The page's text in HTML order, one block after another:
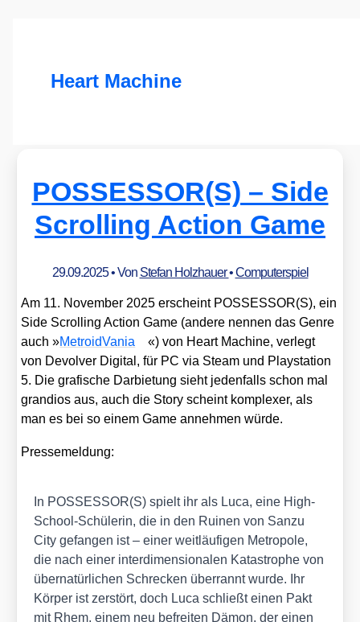
Heart Machine
POSSESSOR(S) – Side
Scrolling Action Game
29.09.2025• Von Stefan Holzhauer•Computerspiel
Am 11. Novem­ber 2025 erscheint POSSESSOR(S), ein
Side Scrol­ling Action Game (ande­re nen­nen das Gen­re
auch »Metro­id­Va­nia
«) von Heart Machi­ne, ver­legt
von Devol­ver Digi­tal, für PC via Steam und Play­sta­ti­on
5. Die gra­fi­sche Dar­bie­tung sieht jeden­falls schon mal
gran­di­os aus, auch die Sto­ry scheint kom­ple­xer, als
man es bei so einem Game anneh­men wür­de.
Pres­se­mel­dung:
In POSSESSOR(S) spielt ihr als Luca, eine High-
School-Schü­le­rin, die in den Rui­nen von San­zu
City gefan­gen ist – einer weit­läu­fi­gen Metro­po­le,
die nach einer inter­di­men­sio­na­len Kata­stro­phe von
über­na­tür­li­chen Schre­cken über­rannt wur­de. Ihr
Kör­per ist zer­stört, doch Luca schließt einen Pakt
mit Rhem, einem neu befrei­ten Dämon, der einen